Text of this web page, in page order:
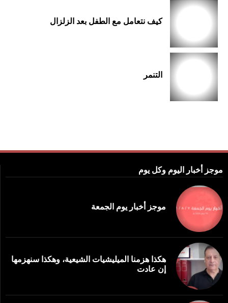
كيف نتعامل مع الطفل بعد الزلزال
التنمر
موجز أخبار اليوم وكل يوم
موجز أخبار يوم الجمعة
هكذا هزمنا الميليشيات الشيعية، وهكذا سنهزمها
إن عادت